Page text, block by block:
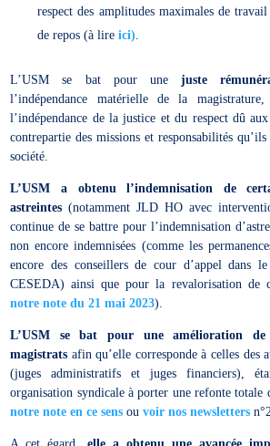
respect des amplitudes maximales de
de repos (à lireici).
L’USM se bat pour unejuste
l’indépendance matérielle de la
l’indépendance de la justice et du respect dû
contrepartie des missions et responsabilités
société.
L’USM a obtenu l’indemnisation de
astreintes (notamment JLD HO avec
continue de se battre pour l’indemnisation
non encore indemnisées (comme les
encore des conseillers de cour d’appel dans le
CESEDA) ainsi que pour la revalorisation de
notre note du 21 mai 2023).
L’USM se bat pour une amélioration
magistrats afin qu’elle corresponde à celles des
(juges administratifs et juges financiers),
organisation syndicale à porter une refonte
notre note en ce sens ouvoir nos newsletters